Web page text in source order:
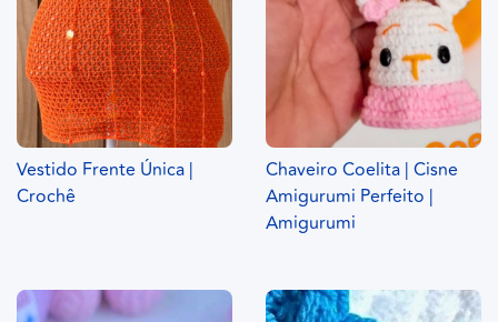
Vestido Frente Única |
Crochê
Chaveiro Coelita | Cisne
Amigurumi Perfeito |
Amigurumi